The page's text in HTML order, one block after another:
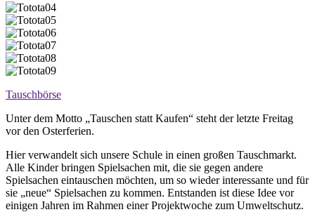
Tauschbörse
Unter dem Motto „Tauschen statt Kaufen“ steht der letzte Freitag
vor den Osterferien.
Hier verwandelt sich unsere Schule in einen großen Tauschmarkt.
Alle Kinder bringen Spielsachen mit, die sie gegen andere
Spielsachen eintauschen möchten, um so wieder interessante und für
sie „neue“ Spielsachen zu kommen. Entstanden ist diese Idee vor
einigen Jahren im Rahmen einer Projektwoche zum Umweltschutz.